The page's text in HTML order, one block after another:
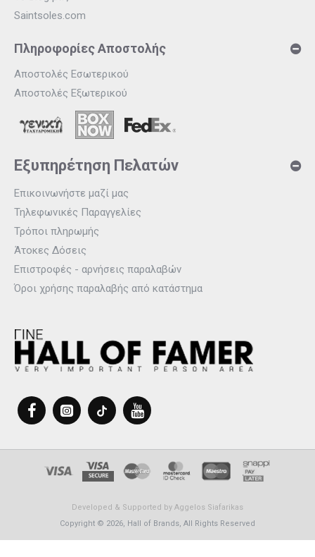
Saintsoles.com
Πληροφορίες Αποστολής
Αποστολές Εσωτερικού
Αποστολές Εξωτερικού
Εξυπηρέτηση Πελατών
Επικοινωνήστε μαζί μας
Τηλεφωνικές Παραγγελίες
Τρόποι πληρωμής
Άτοκες Δόσεις
Επιστροφές - αρνήσεις παραλαβών
Όροι χρήσης παραλαβής από κατάστημα
Developed & Supported by Aggelos Siafarikas
Copyright © 2026, Hall of Brands, All Rights Reserved